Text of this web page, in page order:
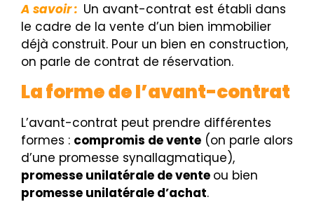
A savoir : Un avant-contrat est établi dans
le cadre de la vente d’un bien immobilier
déjà construit. Pour un bien en construction,
on parle de contrat de réservation.
La forme de l’avant-contrat
L’avant-contrat peut prendre différentes
formes : compromis de vente (on parle alors
d’une promesse synallagmatique),
promesse unilatérale de vente ou bien
promesse unilatérale d’achat.